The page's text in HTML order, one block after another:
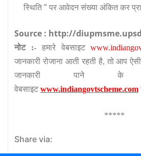
स्थिति ” पर आवेदन संख्या अंकित कर
Source : http://
नोट :-हमारे वेबसाइट
जानकारी रोजाना आती रहती है, तो आप
जानकारी पाने के
वेबसाइटwww.indiangovtscheme.com
*****
Share via: